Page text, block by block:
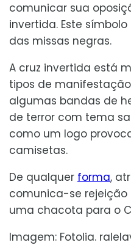
comunicar sua
invertida. Este
das missas negras.
A cruz invertida está
tipos de
algumas bandas de
de terror com tema
como um logo
camisetas.
De qualquer forma,
comunica-se
uma chacota para o
Imagem: Fotolia.